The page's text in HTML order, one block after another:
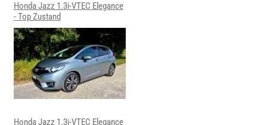
Honda Jazz 1.3i-VTEC Elegance
- Top Zustand
Honda Jazz 1.3i-VTEC Elegance